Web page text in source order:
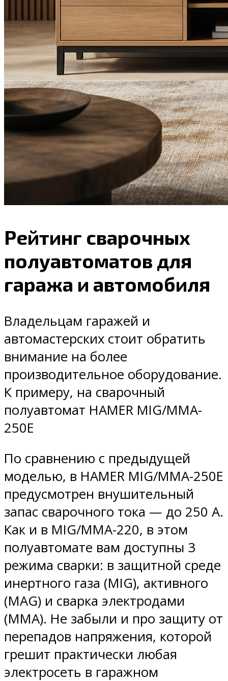
Рейтинг сварочных
полуавтоматов для
гаража и автомобиля
Владельцам гаражей и
автомастерских стоит обратить
внимание на более
производительное оборудование.
К примеру, на сварочный
полуавтомат HAMER MIG/MMA-
250E
По сравнению с предыдущей
моделью, в HAMER MIG/MMA-250E
предусмотрен внушительный
запас сварочного тока — до 250 А.
Как и в MIG/MMA-220, в этом
полуавтомате вам доступны 3
режима сварки: в защитной среде
инертного газа (MIG), активного
(MAG) и сварка электродами
(MMA). Не забыли и про защиту от
перепадов напряжения, которой
грешит практически любая
электросеть в гаражном